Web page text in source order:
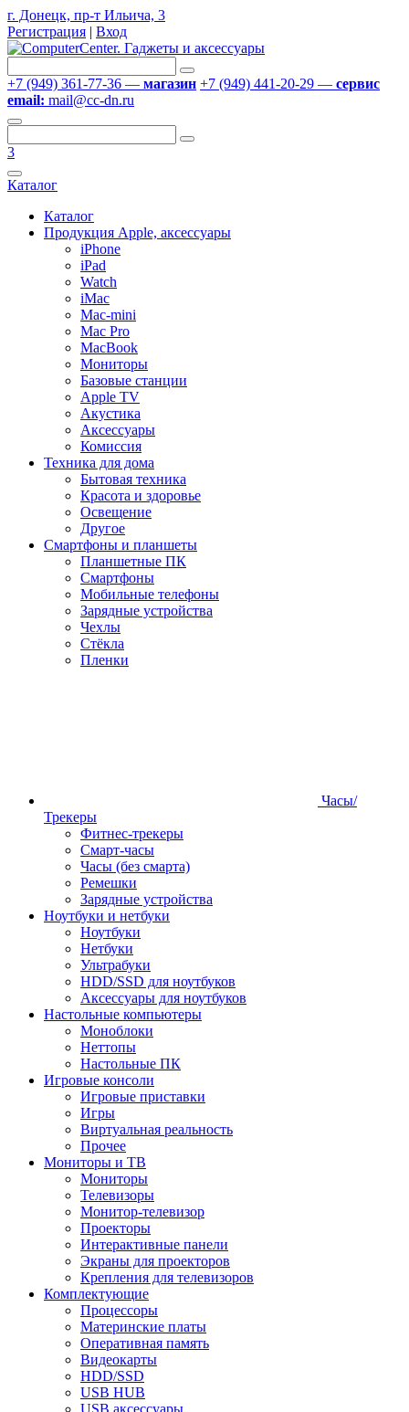
г. Донецк, пр-т Ильича, 3
Регистрация | Вход
+7 (949) 361-77-36 — магазин +7 (949) 441-20-29 — сервис
email: mail@cc-dn.ru
3
Каталог
Каталог
Продукция Apple, аксессуары
iPhone
iPad
Watch
iMac
Mac-mini
Mac Pro
MacBook
Мониторы
Базовые станции
Apple TV
Акустика
Аксессуары
Комиссия
Техника для дома
Бытовая техника
Красота и здоровье
Освещение
Другое
Смартфоны и планшеты
Планшетные ПК
Смартфоны
Мобильные телефоны
Зарядные устройства
Чехлы
Стёкла
Пленки
Часы/
Трекеры
Фитнес-трекеры
Смарт-часы
Часы (без смарта)
Ремешки
Зарядные устройства
Ноутбуки и нетбуки
Ноутбуки
Нетбуки
Ультрабуки
HDD/SSD для ноутбуков
Аксессуары для ноутбуков
Настольные компьютеры
Моноблоки
Неттопы
Настольные ПК
Игровые консоли
Игровые приставки
Игры
Виртуальная реальность
Прочее
Мониторы и ТВ
Мониторы
Телевизоры
Монитор-телевизор
Проекторы
Интерактивные панели
Экраны для проекторов
Крепления для телевизоров
Комплектующие
Процессоры
Материнские платы
Оперативная память
Видеокарты
HDD/SSD
USB HUB
USB аксессуары